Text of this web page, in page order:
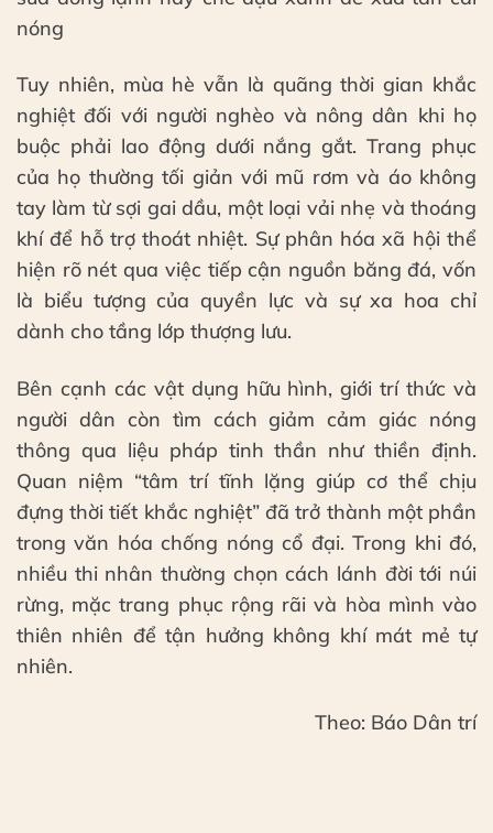
nóng
Tuy nhiên, mùa hè vẫn là quãng thời gian khắc
nghiệt đối với người nghèo và nông dân khi họ
buộc phải lao động dưới nắng gắt. Trang phục
của họ thường tối giản với mũ rơm và áo không
tay làm từ sợi gai dầu, một loại vải nhẹ và thoáng
khí để hỗ trợ thoát nhiệt. Sự phân hóa xã hội thể
hiện rõ nét qua việc tiếp cận nguồn băng đá, vốn
là biểu tượng của quyền lực và sự xa hoa chỉ
dành cho tầng lớp thượng lưu.
Bên cạnh các vật dụng hữu hình, giới trí thức và
người dân còn tìm cách giảm cảm giác nóng
thông qua liệu pháp tinh thần như thiền định.
Quan niệm “tâm trí tĩnh lặng giúp cơ thể chịu
đựng thời tiết khắc nghiệt” đã trở thành một phần
trong văn hóa chống nóng cổ đại. Trong khi đó,
nhiều thi nhân thường chọn cách lánh đời tới núi
rừng, mặc trang phục rộng rãi và hòa mình vào
thiên nhiên để tận hưởng không khí mát mẻ tự
nhiên.
Theo: Báo Dân trí